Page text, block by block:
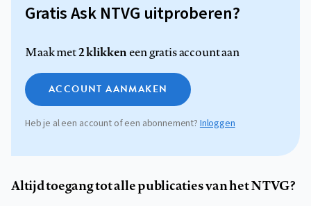
Gratis Ask NTVG uitproberen?
Maak met2 klikkeneen gratis account aan
ACCOUNT AANMAKEN
Heb je al een account of een abonnement?Inloggen
Altijd toegang tot alle publicaties van het NTVG?